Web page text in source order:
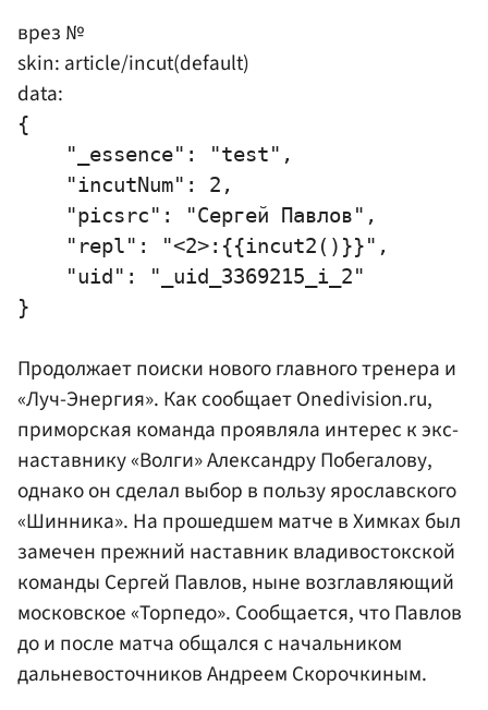
врез №
skin: article/incut(default)
data:
{
    "_essence": "test",
    "incutNum": 2,
    "picsrc": "Сергей Павлов",
    "repl": "<2>:{{incut2()}}",
    "uid": "_uid_3369215_i_2"
Продолжает поиски нового главного тренера и
«Луч-Энергия». Как сообщает Onedivision.ru,
приморская команда проявляла интерес к экс-
наставнику «Волги»Александру Побегалову,
однако он сделал выбор в пользу ярославского
«Шинника». На прошедшем матче в Химках был
замечен прежний наставник владивостокской
команды Сергей Павлов, ныне возглавляющий
московское «Торпедо». Сообщается, что Павлов
до и после матча общался с начальником
дальневосточников Андреем Скорочкиным.